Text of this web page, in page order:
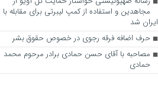
مجاهدین و استفاده از کمپ لیبرتی برای مقابله با
ایران شد
حرف اضافه فرقه رجوی در خصوص حقوق بشر
مصاحبه با آقای حسن حمادی برادر مرحوم محمد
حمادی